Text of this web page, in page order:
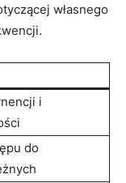
własnego
i
‌do